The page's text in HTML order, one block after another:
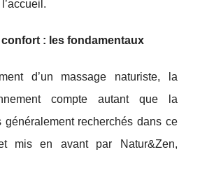
confort : les fondamentaux
d’un massage naturiste, la
compte autant que la
généralement recherchés dans ce
mis en avant par Natur&Zen,